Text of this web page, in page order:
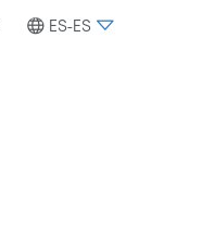
ES-ES